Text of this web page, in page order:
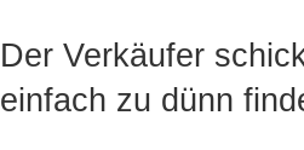
Der Verkäufer
einfach zu dünn